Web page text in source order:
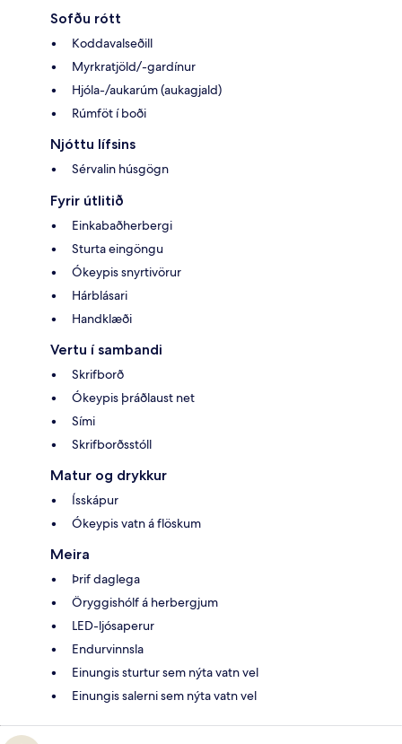
Sofðu rótt
Koddavalseðill
Myrkratjöld/-gardínur
Hjóla-/aukarúm (aukagjald)
Rúmföt í boði
Njóttu lífsins
Sérvalin húsgögn
Fyrir útlitið
Einkabaðherbergi
Sturta eingöngu
Ókeypis snyrtivörur
Hárblásari
Handklæði
Vertu í sambandi
Skrifborð
Ókeypis þráðlaust net
Sími
Skrifborðsstóll
Matur og drykkur
Ísskápur
Ókeypis vatn á flöskum
Meira
Þrif daglega
Öryggishólf á herbergjum
LED-ljósaperur
Endurvinnsla
Einungis sturtur sem nýta vatn vel
Einungis salerni sem nýta vatn vel